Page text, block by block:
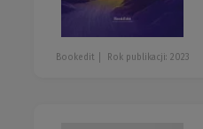
Bookedit Rok publikacji: 2023